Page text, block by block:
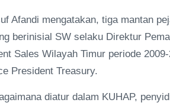
Afandi mengatakan, tiga mantan
berinisial SW selaku Direktur
Sales Wilayah Timur periode
President Treasury.
diatur dalam KUHAP,